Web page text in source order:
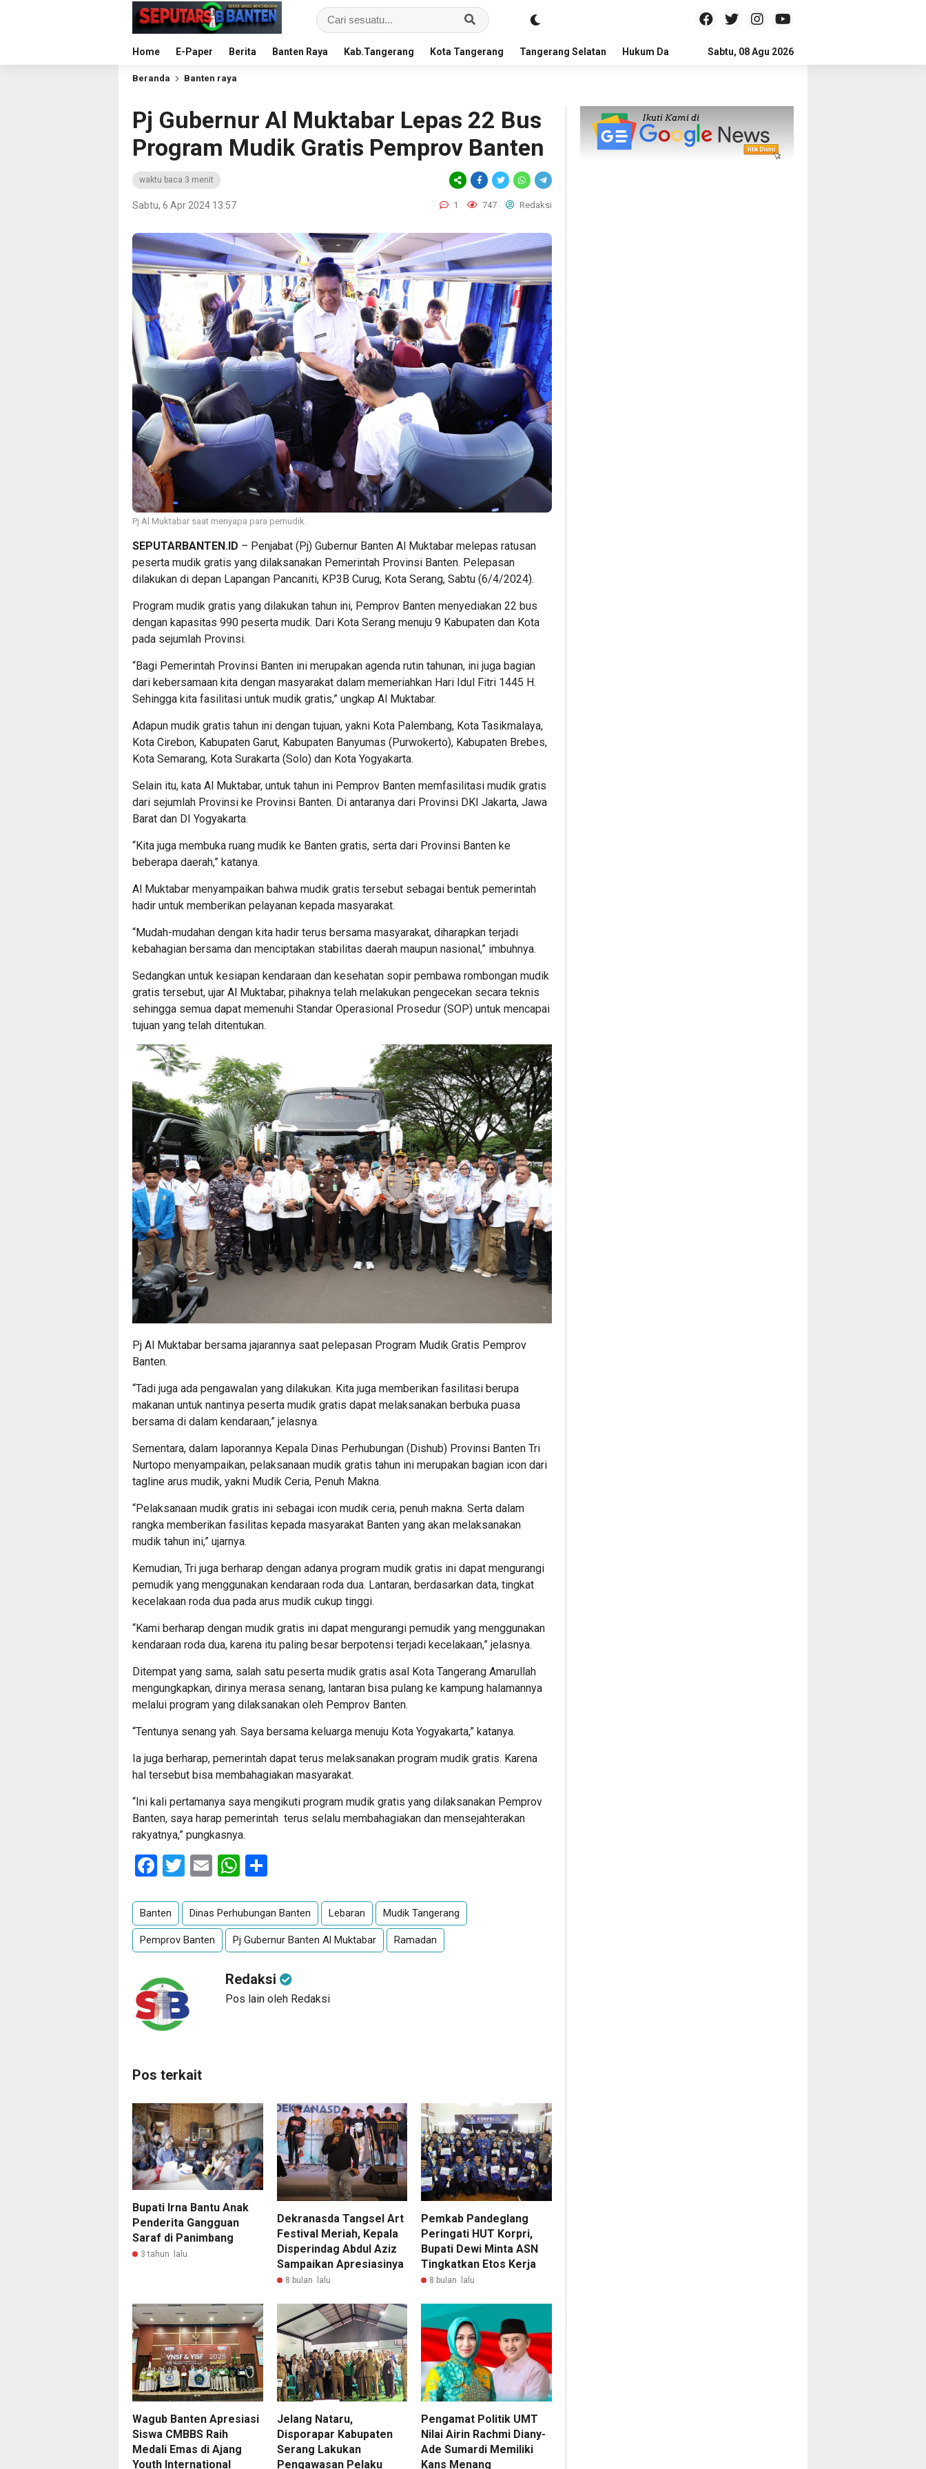
Home E-Paper Berita Banten Raya Kab.Tangerang Kota Tangerang Tangerang Selatan Hukum Dan Kriminal Politik Pendidikan
Sabtu, 08 Agu 2026
Beranda Banten raya
Pj Gubernur Al Muktabar Lepas 22 Bus
Program Mudik Gratis Pemprov Banten
waktu baca 3 menit
Sabtu, 6 Apr 2024 13:57 1 747 Redaksi
Pj Al Muktabar saat menyapa para pemudik.
SEPUTARBANTEN.ID – Penjabat (Pj) Gubernur Banten Al Muktabar melepas ratusan
peserta mudik gratis yang dilaksanakan Pemerintah Provinsi Banten. Pelepasan
dilakukan di depan Lapangan Pancaniti, KP3B Curug, Kota Serang, Sabtu (6/4/2024).
Program mudik gratis yang dilakukan tahun ini, Pemprov Banten menyediakan 22 bus
dengan kapasitas 990 peserta mudik. Dari Kota Serang menuju 9 Kabupaten dan Kota
pada sejumlah Provinsi.
“Bagi Pemerintah Provinsi Banten ini merupakan agenda rutin tahunan, ini juga bagian
dari kebersamaan kita dengan masyarakat dalam memeriahkan Hari Idul Fitri 1445 H.
Sehingga kita fasilitasi untuk mudik gratis,” ungkap Al Muktabar.
Adapun mudik gratis tahun ini dengan tujuan, yakni Kota Palembang, Kota Tasikmalaya,
Kota Cirebon, Kabupaten Garut, Kabupaten Banyumas (Purwokerto), Kabupaten Brebes,
Kota Semarang, Kota Surakarta (Solo) dan Kota Yogyakarta.
Selain itu, kata Al Muktabar, untuk tahun ini Pemprov Banten memfasilitasi mudik gratis
dari sejumlah Provinsi ke Provinsi Banten. Di antaranya dari Provinsi DKI Jakarta, Jawa
Barat dan DI Yogyakarta.
“Kita juga membuka ruang mudik ke Banten gratis, serta dari Provinsi Banten ke
beberapa daerah,” katanya.
Al Muktabar menyampaikan bahwa mudik gratis tersebut sebagai bentuk pemerintah
hadir untuk memberikan pelayanan kepada masyarakat.
“Mudah-mudahan dengan kita hadir terus bersama masyarakat, diharapkan terjadi
kebahagian bersama dan menciptakan stabilitas daerah maupun nasional,” imbuhnya.
Sedangkan untuk kesiapan kendaraan dan kesehatan sopir pembawa rombongan mudik
gratis tersebut, ujar Al Muktabar, pihaknya telah melakukan pengecekan secara teknis
sehingga semua dapat memenuhi Standar Operasional Prosedur (SOP) untuk mencapai
tujuan yang telah ditentukan.
Pj Al Muktabar bersama jajarannya saat pelepasan Program Mudik Gratis Pemprov
Banten.
“Tadi juga ada pengawalan yang dilakukan. Kita juga memberikan fasilitasi berupa
makanan untuk nantinya peserta mudik gratis dapat melaksanakan berbuka puasa
bersama di dalam kendaraan,” jelasnya.
Sementara, dalam laporannya Kepala Dinas Perhubungan (Dishub) Provinsi Banten Tri
Nurtopo menyampaikan, pelaksanaan mudik gratis tahun ini merupakan bagian icon dari
tagline arus mudik, yakni Mudik Ceria, Penuh Makna.
“Pelaksanaan mudik gratis ini sebagai icon mudik ceria, penuh makna. Serta dalam
rangka memberikan fasilitas kepada masyarakat Banten yang akan melaksanakan
mudik tahun ini,” ujarnya.
Kemudian, Tri juga berharap dengan adanya program mudik gratis ini dapat mengurangi
pemudik yang menggunakan kendaraan roda dua. Lantaran, berdasarkan data, tingkat
kecelakaan roda dua pada arus mudik cukup tinggi.
“Kami berharap dengan mudik gratis ini dapat mengurangi pemudik yang menggunakan
kendaraan roda dua, karena itu paling besar berpotensi terjadi kecelakaan,” jelasnya.
Ditempat yang sama, salah satu peserta mudik gratis asal Kota Tangerang Amarullah
mengungkapkan, dirinya merasa senang, lantaran bisa pulang ke kampung halamannya
melalui program yang dilaksanakan oleh Pemprov Banten.
“Tentunya senang yah. Saya bersama keluarga menuju Kota Yogyakarta,” katanya.
Ia juga berharap, pemerintah dapat terus melaksanakan program mudik gratis. Karena
hal tersebut bisa membahagiakan masyarakat.
“Ini kali pertamanya saya mengikuti program mudik gratis yang dilaksanakan Pemprov
Banten, saya harap pemerintah terus selalu membahagiakan dan mensejahterakan
rakyatnya,” pungkasnya.
Facebook
Twitter
EmailWhatsApp
Banten Dinas Perhubungan Banten Lebaran Mudik Tangerang
Pemprov Banten Pj Gubernur Banten Al Muktabar Ramadan
Redaksi
Pos lain oleh Redaksi
Pos terkait
Bupati Irna Bantu Anak
Penderita Gangguan
Saraf di Panimbang
3 tahun lalu
Dekranasda Tangsel Art
Festival Meriah, Kepala
Disperindag Abdul Aziz
Sampaikan Apresiasinya
8 bulan lalu
Pemkab Pandeglang
Peringati HUT Korpri,
Bupati Dewi Minta ASN
Tingkatkan Etos Kerja
8 bulan lalu
Wagub Banten Apresiasi
Siswa CMBBS Raih
Medali Emas di Ajang
Youth International
Jelang Nataru,
Disporapar Kabupaten
Serang Lakukan
Pengawasan Pelaku
Pengamat Politik UMT
Nilai Airin Rachmi Diany-
Ade Sumardi Memiliki
Kans Menang